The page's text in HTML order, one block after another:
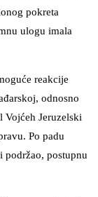
pokreta
ulogu imala
reakcije
odnosno
Vojćeh Jeruzelski
Po padu
podržao, postupnu